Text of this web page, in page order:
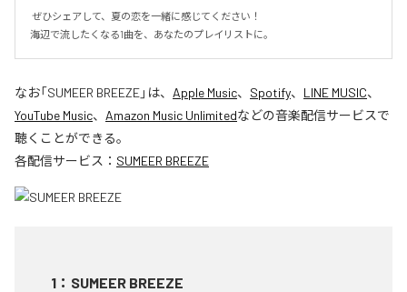
海辺で流したくなる1曲を、あなたのプレイリストに。
なお「SUMEER BREEZE」は、 Apple Music、 Spotify、 LINE MUSIC、
YouTube Music、 Amazon Music Unlimitedなどの音楽配信サービスで
聴くことができる。
各配信サービス： SUMEER BREEZE
1 ： SUMEER BREEZE